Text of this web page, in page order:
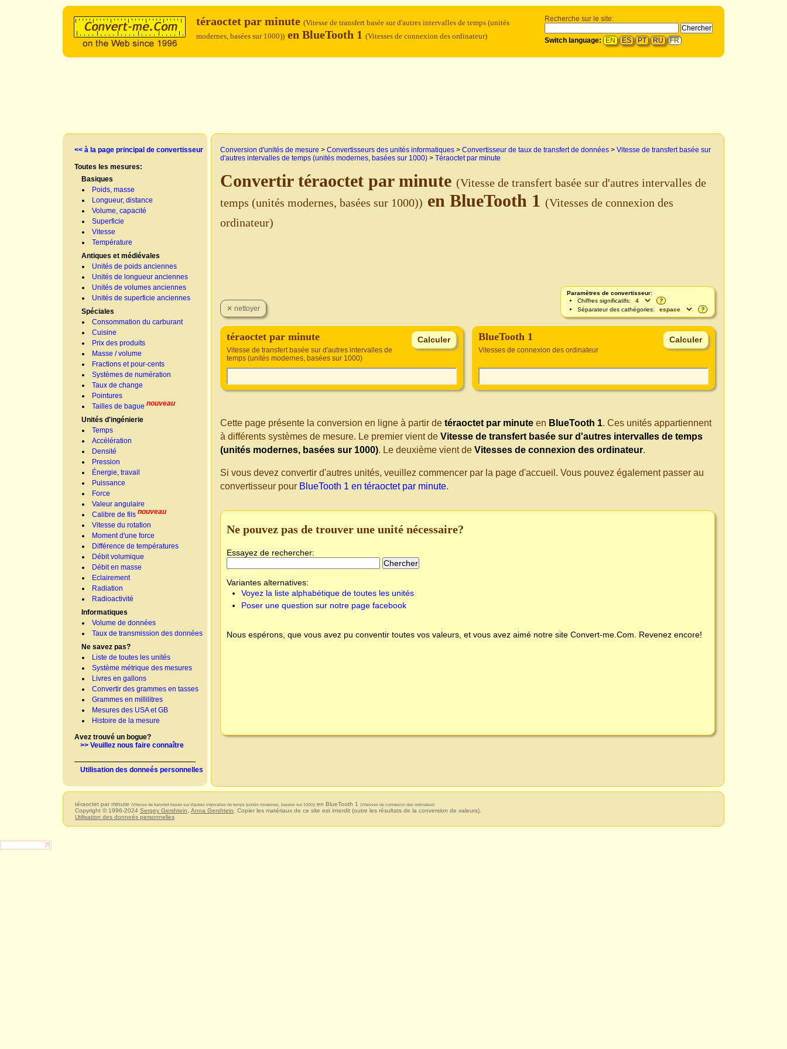
Recherche sur le site:
Switch language: EN ES PT RU FR
téraoctet par minute (Vitesse de transfert basée sur d'autres intervalles de temps (unités
modernes, basées sur 1000)) en BlueTooth 1 (Vitesses de connexion des ordinateur)
<< à la page principal de convertisseur
Toutes les mesures:
Basiques
Poids, masse
Longueur, distance
Volume, capacité
Superficie
Vitesse
Température
Antiques et médiévales
Unités de poids anciennes
Unités de longueur anciennes
Unités de volumes anciennes
Unités de superficie anciennes
Spéciales
Consommation du carburant
Cuisine
Prix des produits
Masse / volume
Fractions et pour-cents
Systèmes de numération
Taux de change
Pointures
Tailles de bague nouveau
Unités d'ingénierie
Temps
Accélération
Densité
Pression
Énergie, travail
Puissance
Force
Valeur angulaire
Calibre de fils nouveau
Vitesse du rotation
Moment d'une force
Différence de températures
Débit volumique
Débit en masse
Eclairement
Radiation
Radioactivité
Informatiques
Volume de données
Taux de transmission des données
Ne savez pas?
Liste de toutes les unités
Système métrique des mesures
Livres en gallons
Convertir des grammes en tasses
Grammes en millilitres
Mesures des USA et GB
Histoire de la mesure
Avez trouvé un bogue?
>> Veuillez nous faire connaître
Utilisation des donneés personnelles
Conversion d'unités de mesure > Convertisseurs des unités informatiques > Convertisseur de taux de transfert de données > Vitesse de transfert basée sur
d'autres intervalles de temps (unités modernes, basées sur 1000) > Téraoctet par minute
Convertir téraoctet par minute (Vitesse de transfert basée sur d'autres intervalles de
temps (unités modernes, basées sur 1000)) en BlueTooth 1 (Vitesses de connexion des
ordinateur)
Paramètres de convertisseur:
Chiffres significatifs:
?
Séparateur des cathégories:
?
téraoctet par minute
Vitesse de transfert basée sur d'autres intervalles de
temps (unités modernes, basées sur 1000)
BlueTooth 1
Vitesses de connexion des ordinateur
Cette page présente la conversion en ligne à partir de téraoctet par minute en BlueTooth 1. Ces unités appartiennent
à différents systèmes de mesure. Le premier vient de Vitesse de transfert basée sur d'autres intervalles de temps
(unités modernes, basées sur 1000). Le deuxième vient de Vitesses de connexion des ordinateur.
Si vous devez convertir d'autres unités, veuillez commencer par la page d'accueil. Vous pouvez également passer au
convertisseur pour BlueTooth 1 en téraoctet par minute.
Ne pouvez pas de trouver une unité nécessaire?
Essayez de rechercher:
Variantes alternatives:
Voyez la liste alphabétique de toutes les unités
Poser une question sur notre page facebook
Nous espérons, que vous avez pu conventir toutes vos valeurs, et vous avez aimé notre site Convert-me.Com . Revenez encore!
téraoctet par minute (Vitesse de transfert basée sur d'autres intervalles de temps (unités modernes, basées sur 1000)) en BlueTooth 1 (Vitesses de connexion des ordinateur)
Copyright © 1996-2024 Sergey Gershtein Anna Gershtein . Copier les matériaux de ce site est interdit (outre les résultats de la conversion de valeurs).
Utilisation des donneés personnelles